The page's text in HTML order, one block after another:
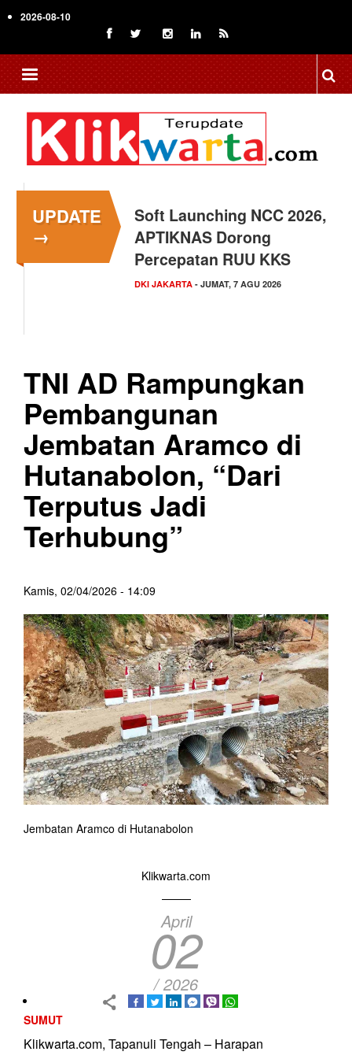
to
content
2026-08-10
UPDATE
→
Menkop Bawa Semangat
Koperasi ke Festival
Lembah Baliem Wamena
NASIONAL- JUMAT, 7 AGU 2026
TNI AD Rampungkan
Pembangunan
Jembatan Aramco di
Hutanabolon, “Dari
Terputus Jadi
Terhubung”
Kamis, 02/04/2026 - 14:09
Jembatan Aramco di Hutanabolon
Klikwarta.com
April
02
/ 2026
SUMUT
Klikwarta.com, Tapanuli Tengah – Harapan